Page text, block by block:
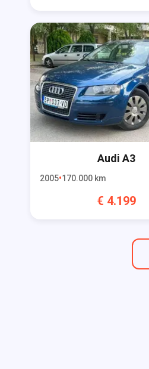
Audi A3
2005 170.000 km
€ 4.199